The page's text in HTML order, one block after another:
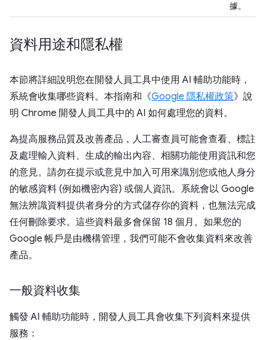
據。
資料用途和隱私權
本節將詳細說明您在開發人員工具中使用 AI 輔助功能時，
系統會收集哪些資料。本指南和《Google 隱私權政策》說
明 Chrome 開發人員工具中的 AI 如何處理您的資料。
為提高服務品質及改善產品，人工審查員可能會查看、標註
及處理輸入資料、生成的輸出內容、相關功能使用資訊和您
的意見。請勿在提示或意見中加入可用來識別您或他人身分
的敏感資料 (例如機密內容) 或個人資訊。系統會以 Google
無法辨識資料提供者身分的方式儲存你的資料，也無法完成
任何刪除要求。這些資料最多會保留 18 個月。如果您的
Google 帳戶是由機構管理，我們可能不會收集資料來改善
產品。
一般資料收集
觸發 AI 輔助功能時，開發人員工具會收集下列資料來提供
服務：